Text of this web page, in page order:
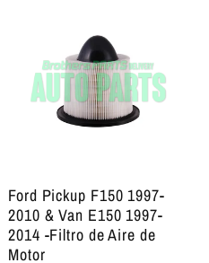
Ford Pickup F150 1997-
2010 & Van E150 1997-
2014 -Filtro de Aire de
Motor